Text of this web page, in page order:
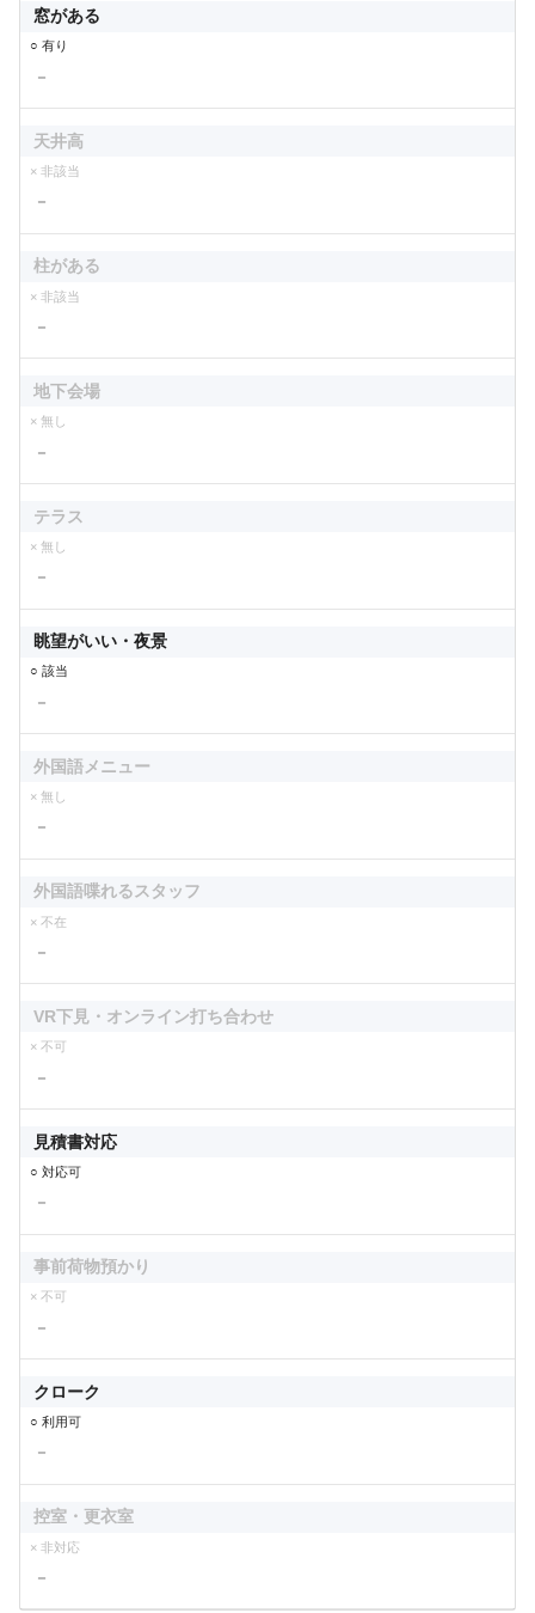
窓がある
○ 有り
－
天井高
× 非該当
－
柱がある
× 非該当
－
地下会場
× 無し
－
テラス
× 無し
－
眺望がいい・夜景
○ 該当
－
外国語メニュー
× 無し
－
外国語喋れるスタッフ
× 不在
－
VR下見・オンライン打ち合わせ
× 不可
－
見積書対応
○ 対応可
－
事前荷物預かり
× 不可
－
クローク
○ 利用可
－
控室・更衣室
× 非対応
－